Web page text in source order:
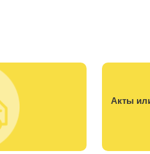
Акты